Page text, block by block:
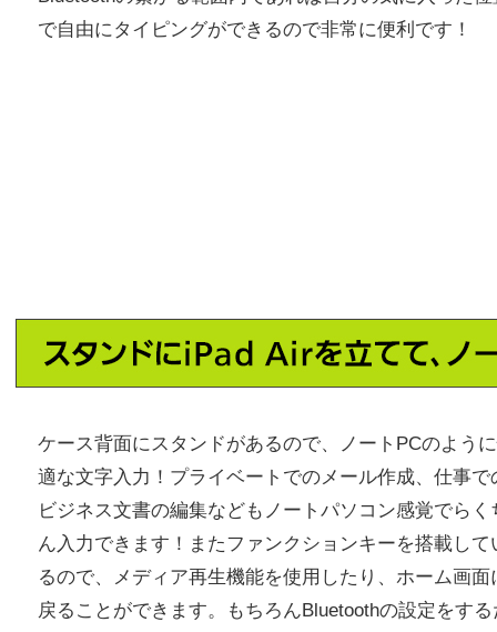
で自由にタイピングができるので非常に便利です！
ケース背面にスタンドがあるので、ノートPCのよう
適な文字入力！プライベートでのメール作成、仕事で
ビジネス文書の編集などもノートパソコン感覚でらく
ん入力できます！またファンクションキーを搭載して
るので、メディア再生機能を使用したり、ホーム画面
戻ることができます。もちろんBluetoothの設定をする